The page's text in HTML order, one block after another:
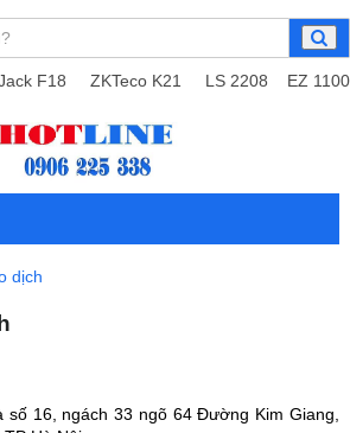
F18 ZKTeco K21 LS 2208 EZ 1100
dịch
16, ngách 33 ngõ 64 Đường Kim Giang,